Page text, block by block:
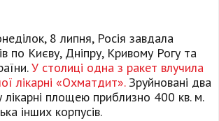
8 липня, Росія завдала
по Києву, Дніпру, Кривому Рогу та
У столиці одна з ракет влучила
лікарні «Охматдит».Зруйновані два
лікарні площею приблизно 400 кв. м.
інших корпусів.